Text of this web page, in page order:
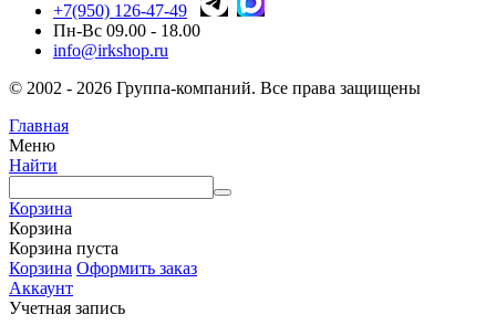
+7(950) 126-47-49
Пн-Вс 09.00 - 18.00
info@irkshop.ru
© 2002 - 2026 Группа-компаний. Все права защищены
Главная
Меню
Найти
Корзина
Корзина
Корзина пуста
Корзина Оформить заказ
Аккаунт
Учетная запись